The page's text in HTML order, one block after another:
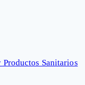
Sanitarios